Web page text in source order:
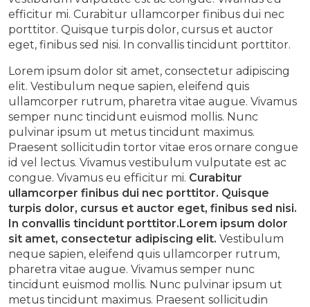
efficitur mi. Curabitur ullamcorper finibus dui nec
porttitor. Quisque turpis dolor, cursus et auctor
eget, finibus sed nisi. In convallis tincidunt porttitor.
Lorem ipsum dolor sit amet, consectetur adipiscing
elit. Vestibulum neque sapien, eleifend quis
ullamcorper rutrum, pharetra vitae augue. Vivamus
semper nunc tincidunt euismod mollis. Nunc
pulvinar ipsum ut metus tincidunt maximus.
Praesent sollicitudin tortor vitae eros ornare congue
id vel lectus. Vivamus vestibulum vulputate est ac
congue. Vivamus eu efficitur mi. Curabitur
ullamcorper finibus dui nec porttitor. Quisque
turpis dolor, cursus et auctor eget, finibus sed nisi.
In convallis tincidunt porttitor.Lorem ipsum dolor
sit amet, consectetur adipiscing elit. Vestibulum
neque sapien, eleifend quis ullamcorper rutrum,
pharetra vitae augue. Vivamus semper nunc
tincidunt euismod mollis. Nunc pulvinar ipsum ut
metus tincidunt maximus. Praesent sollicitudin